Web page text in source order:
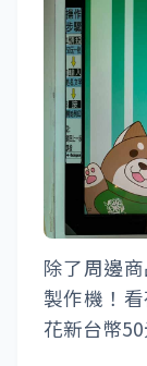
除了周邊
製作機！
花新台幣